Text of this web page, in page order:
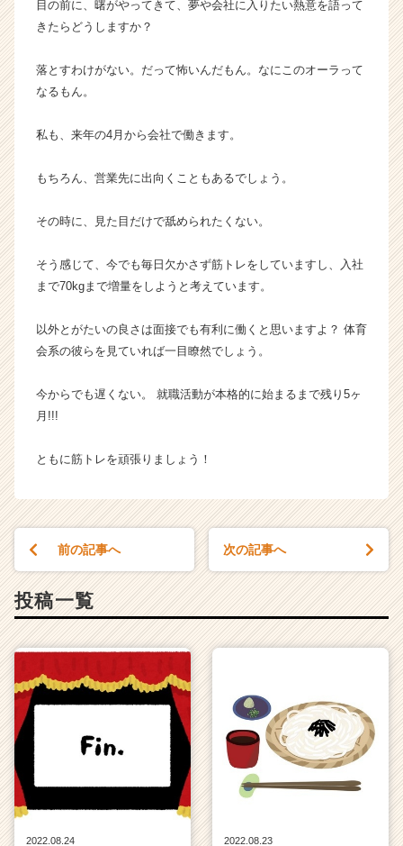
目の前に、曙がやってきて、夢や会社に入りたい熱意を語って
きたらどうしますか？
落とすわけがない。だって怖いんだもん。なにこのオーラって
なるもん。
私も、来年の4月から会社で働きます。
もちろん、営業先に出向くこともあるでしょう。
その時に、見た目だけで舐められたくない。
そう感じて、今でも毎日欠かさず筋トレをしていますし、入社
まで70kgまで増量をしようと考えています。
以外とがたいの良さは面接でも有利に働くと思いますよ？ 体育
会系の彼らを見ていれば一目瞭然でしょう。
今からでも遅くない。 就職活動が本格的に始まるまで残り5ヶ
月!!!
ともに筋トレを頑張りましょう！
前の記事へ 次の記事へ
投稿一覧
2022.08.24 2022.08.23